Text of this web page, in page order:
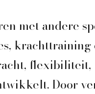
met andere
flexibiliteit,
Door